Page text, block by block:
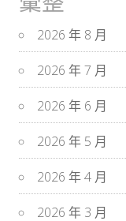
2026 年 8 月
2026 年 7 月
2026 年 6 月
2026 年 5 月
2026 年 4 月
2026 年 3 月